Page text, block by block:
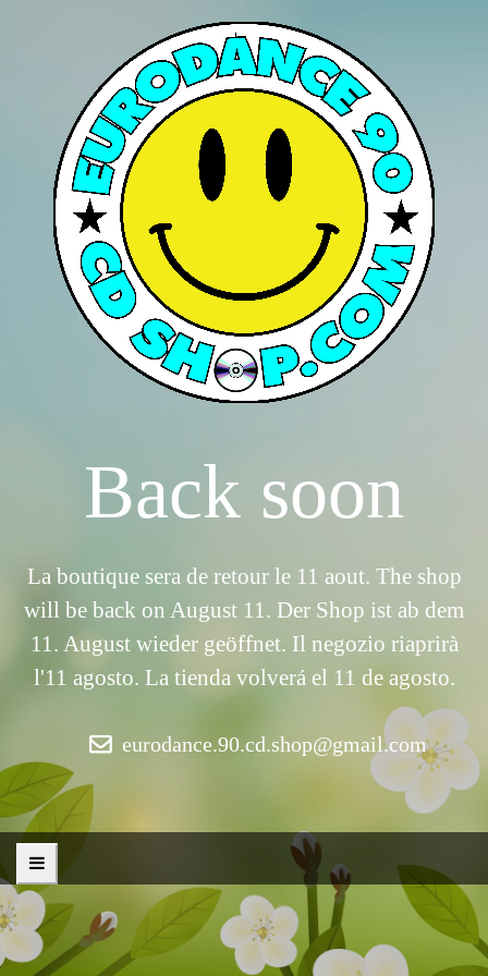
Back soon
La boutique sera de retour le 11 aout. The shop
will be back on August 11. Der Shop ist ab dem
11. August wieder geöffnet. Il negozio riaprirà
l'11 agosto. La tienda volverá el 11 de agosto.
eurodance.90.cd.shop@gmail.com